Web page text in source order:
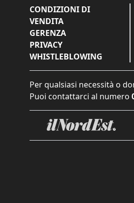
CONDIZIONI DI
VENDITA
GERENZA
PRIVACY
WHISTLEBLOWING
Per qualsiasi necessità o
Puoi contattarci al numero